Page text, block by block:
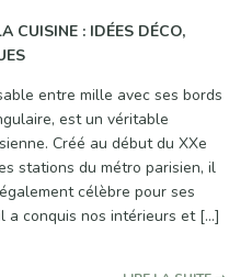
CUISINE : IDÉES DÉCO,
entre mille avec ses bords
est un véritable
Créé au début du XXe
stations du métro parisien, il
célèbre pour ses
a conquis nos intérieurs et […]